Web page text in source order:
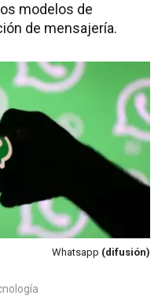
modelos de
de mensajería.
Whatsapp (difusión)